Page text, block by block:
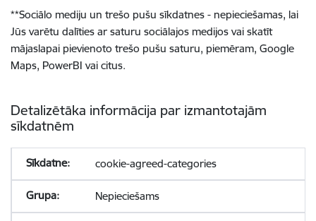
**Sociālo mediju un trešo pušu sīkdatnes - nepieciešamas, lai
Jūs varētu dalīties ar saturu sociālajos medijos vai skatīt
mājaslapai pievienoto trešo pušu saturu, piemēram, Google
Maps, PowerBI vai citus.
Detalizētāka informācija par izmantotajām
sīkdatnēm
cookie-agreed-categories
Nepieciešams